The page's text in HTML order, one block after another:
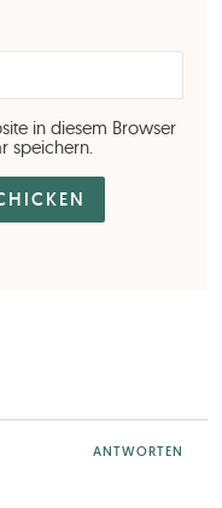
ANTWORTEN
in diesem Browser
speichern.